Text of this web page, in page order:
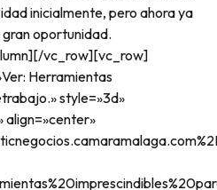
inicialmente, pero ahora ya
oportunidad.
vc_row][vc_row]
Herramientas
style=»3d»
align=»center»